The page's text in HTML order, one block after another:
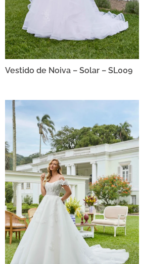
Vestido de Noiva – Solar – SL009